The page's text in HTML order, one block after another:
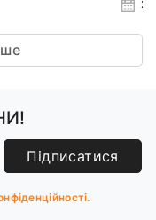
Підписатися